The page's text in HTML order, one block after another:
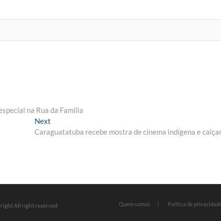
na Rua da Família
Next
post:
Caraguatatuba recebe mostra de cinema indígena e
Quem somos Política de
All right reserved